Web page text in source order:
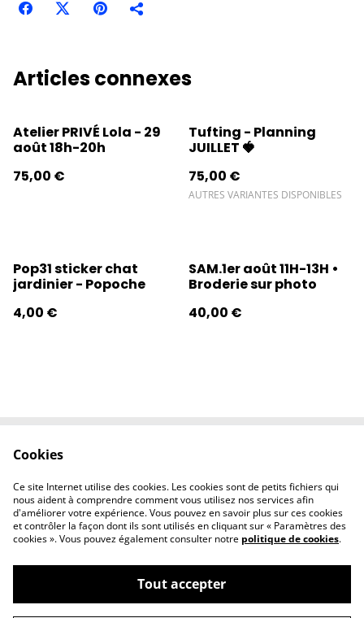
Articles connexes
Atelier PRIVÉ Lola - 29
août 18h-20h
75,00 €
Tufting - Planning
JUILLET 🍓
75,00 €
AUTRES VARIANTES DISPONIBLES
Pop31 sticker chat
jardinier - Popoche
4,00 €
SAM.1er août 11H-13H •
Broderie sur photo
40,00 €
Contactez-nous
Politique de
confidentialité
Politique de
cookies
©2026l'éclipse
Cookies
Ce site Internet utilise des cookies. Les cookies sont de petits fichiers qui
nous aident à comprendre comment vous utilisez nos services afin
d'améliorer votre expérience. Vous pouvez en savoir plus sur ces cookies
et contrôler la façon dont ils sont utilisés en cliquant sur « Paramètres des
cookies ». Vous pouvez également consulter notre politique de cookies.
Tout accepter